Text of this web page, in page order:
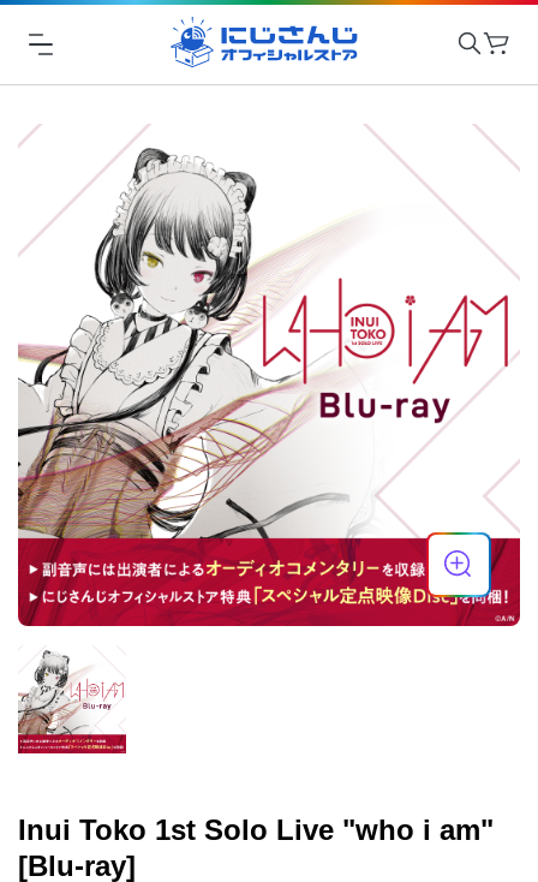
Inui Toko 1st Solo Live "who i am"
[Blu-ray]